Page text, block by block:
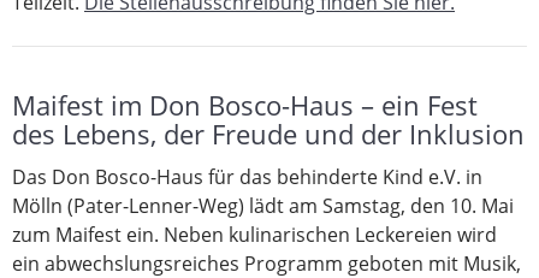
Maifest im Don Bosco-Haus – ein Fest
des Lebens, der Freude und der Inklusion
Das Don Bosco-Haus für das behinderte Kind e.V. in
Mölln (Pater-Lenner-Weg) lädt am Samstag, den 10. Mai
zum Maifest ein. Neben kulinarischen Leckereien wird
ein abwechslungsreiches Programm geboten mit Musik,